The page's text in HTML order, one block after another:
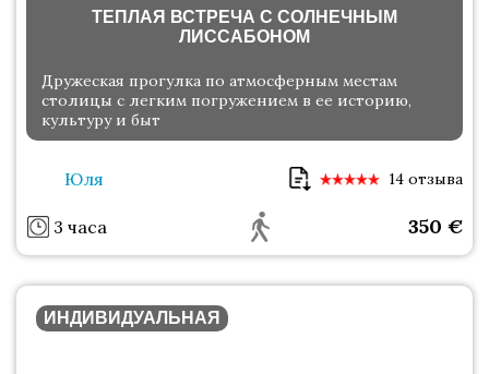
ТЕПЛАЯ ВСТРЕЧА С СОЛНЕЧНЫМ
ЛИССАБОНОМ
Дружеская прогулка по атмосферным местам
столицы с легким погружением в ее историю,
культуру и быт
Юля 14 отзыва
3 часа 350 €
ИНДИВИДУАЛЬНАЯ